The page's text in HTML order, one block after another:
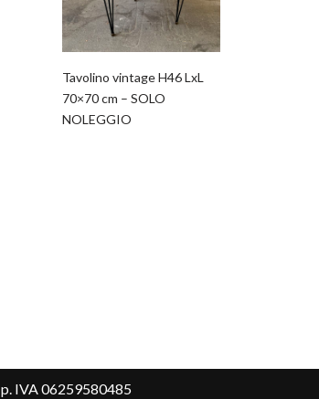
Tavolino vintage H46 LxL
70×70 cm – SOLO
NOLEGGIO
p. IVA 06259580485